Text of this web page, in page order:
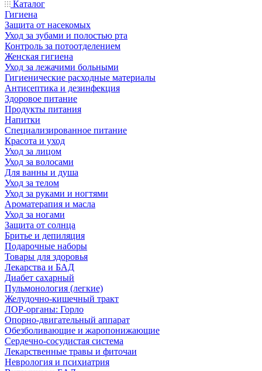
Каталог
Гигиена
Защита от насекомых
Уход за зубами и полостью рта
Контроль за потоотделением
Женская гигиена
Уход за лежачими больными
Гигиенические расходные материалы
Антисептика и дезинфекция
Здоровое питание
Продукты питания
Напитки
Специализированное питание
Красота и уход
Уход за лицом
Уход за волосами
Для ванны и душа
Уход за телом
Уход за руками и ногтями
Ароматерапия и масла
Уход за ногами
Защита от солнца
Бритье и депиляция
Подарочные наборы
Товары для здоровья
Лекарства и БАД
Диабет сахарный
Пульмонология (легкие)
Желудочно-кишечный тракт
ЛОР-органы: Горло
Опорно-двигательный аппарат
Обезболивающие и жаропонижающие
Сердечно-сосудистая система
Лекарственные травы и фиточаи
Неврология и психиатрия